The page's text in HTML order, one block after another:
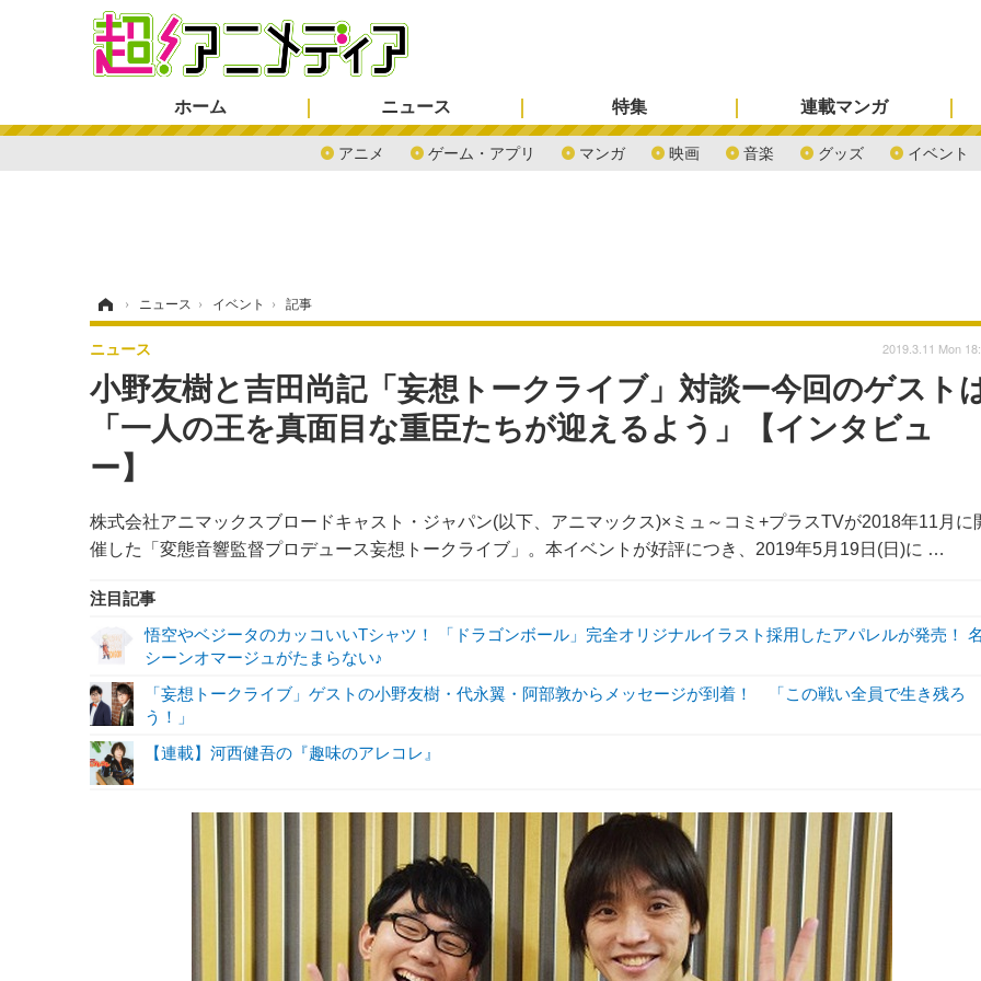
ホーム ニュース
アニメ ゲーム・アプリ マンガ 映画 音楽 グッズ イベント
特集 連載マンガ
› ニュース › イベント › 記事
小野友樹と吉田尚記「妄想トークライブ」対談ー今回のゲスト
「一人の王を真面目な重臣たちが迎えるよう」【インタビュ
ー】
株式会社アニマックスブロードキャスト・ジャパン(以下、アニマックス)×ミュ～コミ+プラスTVが2018年11月に
催した「変態音響監督プロデュース妄想トークライブ」。本イベントが好評につき、2019年5月19日(日)に …
ニュース 2019.3.11 Mon
注目記事
悟空やベジータのカッコいいTシャツ！ 「ドラゴンボール」完全オリジナルイラスト採用したアパレルが発売！
シーンオマージュがたまらない♪
「妄想トークライブ」ゲストの小野友樹・代永翼・阿部敦からメッセージが到着！ 「この戦い全員で生き残ろ
う！」
【連載】河西健吾の『趣味のアレコレ』